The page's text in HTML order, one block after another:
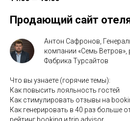
Продающий сайт
Антон Сафронов,
компании «Семь Ветров»,
Фабрика Турсайтов
Что вы узнаете (горячие темы):
Как повысить лояльность гостей
Как стимулировать отзывы на
Как генерировать в 40 раз больше
рейтинг booking и trip advisor